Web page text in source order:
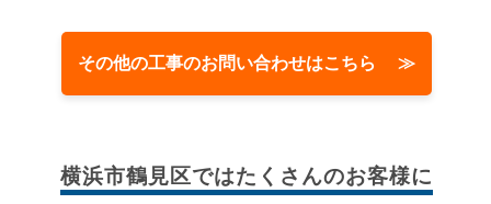
その他の工事のお問い合わせはこちら ≫
横浜市鶴見区ではたくさんのお客様に